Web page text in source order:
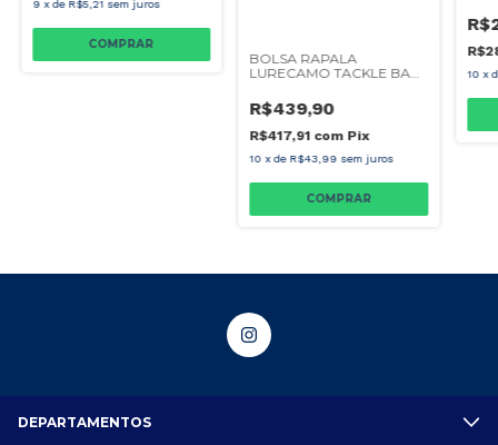
9 xde R$5,21 sem juros
COMPRAR
BOLSA RAPALA
LURECAMO TACKLE BAG
R$439,90
R$417,91 com Pix
10 xde R$43,99 sem juros
10 x
DEPARTAMENTOS